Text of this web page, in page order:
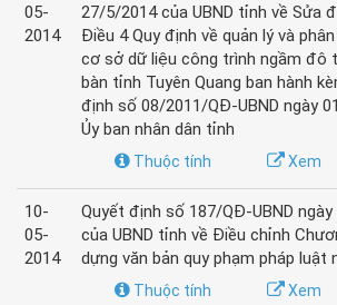
05-
2014
27/5/2014 của UBND tỉnh về Sửa
Điều 4 Quy định về quản lý và
cơ sở dữ liệu công trình ngầm đô
bàn tỉnh Tuyên Quang ban hành
định số 08/2011/QĐ-UBND ngày
Ủy ban nhân dân tỉnh
Xem
Thuộc tính
10-
05-
2014
Quyết định số 187/QĐ-UBND
của UBND tỉnh về Điều chỉnh
dựng văn bản quy phạm pháp luật
Xem
Thuộc tính